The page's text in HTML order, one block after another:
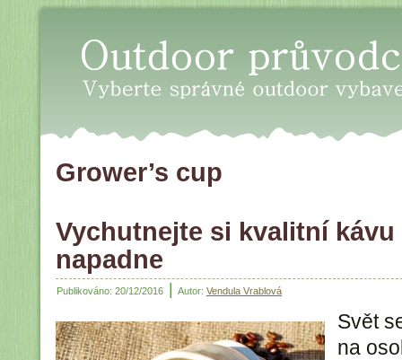
Grower’s cup
Vychutnejte si kvalitní
napadne
Publikováno: 20/12/2016 Autor: Vendula Vrablová
Svět
na